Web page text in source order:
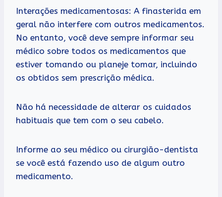
Interações medicamentosas: A finasterida em
geral não interfere com outros medicamentos.
No entanto, você deve sempre informar seu
médico sobre todos os medicamentos que
estiver tomando ou planeje tomar, incluindo
os obtidos sem prescrição médica.
Não há necessidade de alterar os cuidados
habituais que tem com o seu cabelo.
Informe ao seu médico ou cirurgião-dentista
se você está fazendo uso de algum outro
medicamento.